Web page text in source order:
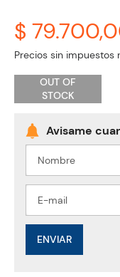
$
Precios sin impuestos
OUT OF
STOCK
ENVIAR